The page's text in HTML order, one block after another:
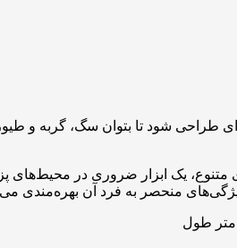
ای طراحی شود تا بتوان سگ، گربه و
متنوع، یک ابزار ضروری در
منحصر به فرد آن بهره‌مندی